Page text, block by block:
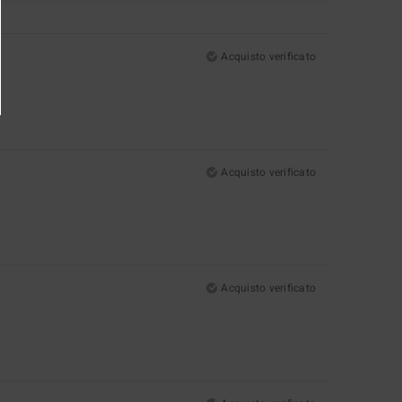
Acquisto verificato
Acquisto verificato
Acquisto verificato